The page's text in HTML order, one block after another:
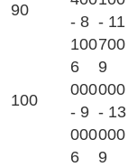
90
- 8
100
- 11
700
100
6
000
- 9
000
9
000
- 13
000
6
9